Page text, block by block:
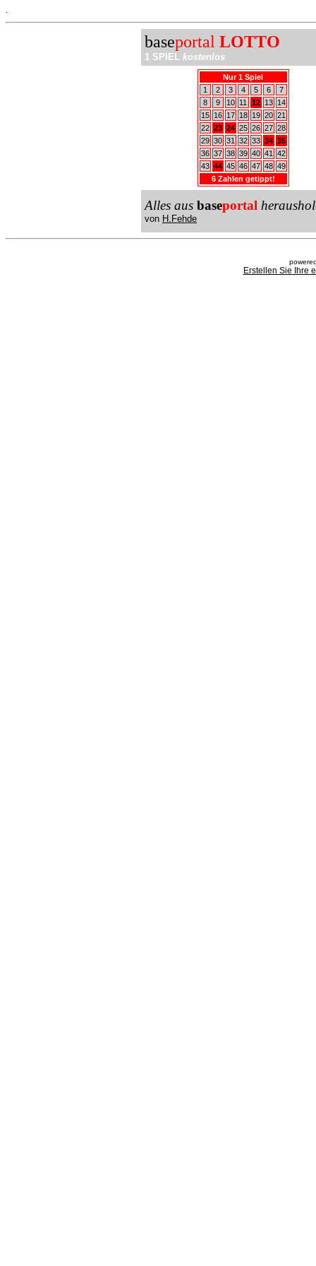
baseportal LOTTO
1 SPIEL kostenlos
Nur 1 Spiel
1
2 3 4 5 6
7
8
9 10 11 12 13
14
15
16 17 18 19 20 21
22 23 24 25 26 27 28
29 30 31 32 33 34 35
36 37 38 39 40 41
42
43 44 45 46 47 48 49
6 Zahlen getippt!
Alles aus baseportal
von H.Fehde
Erstellen Sie Ihre